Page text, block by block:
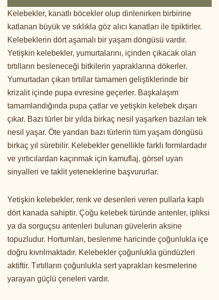
Kelebekler, kanatlı böcekler olup dinlenirken birbirine
katlanan büyük ve sıklıkla göz alıcı kanatları ile tipiktirler.
Kelebeklerin dört aşamalı bir yaşam döngüsü vardır.
Yetişkin kelebekler, yumurtalarını, içinden çıkacak olan
tırtılların besleneceği bitkilerin yapraklarına dökerler.
Yumurtadan çıkan tırtıllar tamamen geliştiklerinde bir
krizalit içinde pupa evresine geçerler. Başkalaşım
tamamlandığında pupa çatlar ve yetişkin kelebek dışarı
çıkar. Bazı türler bir yılda birkaç nesil yaşarken bazıları tek
nesil yaşar. Öte yandan bazı türlerin tüm yaşam döngüsü
birkaç yıl sürebilir. Kelebekler genellikle farklı formlardadır
ve yırtıcılardan kaçınmak için kamuflaj, görsel uyarı
sinyalleri ve taklit yeteneklerine başvururlar.
Yetişkin kelebekler, renk ve desenleri veren pullarla kaplı
dört kanada sahiptir. Çoğu kelebek türünde antenler, ipliksi
ya da sorguçsu antenleri bulunan güvelerin aksine
topuzludur. Hortumları, beslenme haricinde çoğunlukla içe
doğru kıvrılmaktadır. Kelebekler çoğunlukla gündüzleri
aktiftir. Tırtılların çoğunlukla sert yaprakları kesmelerine
yarayan güçlü çeneleri vardır.